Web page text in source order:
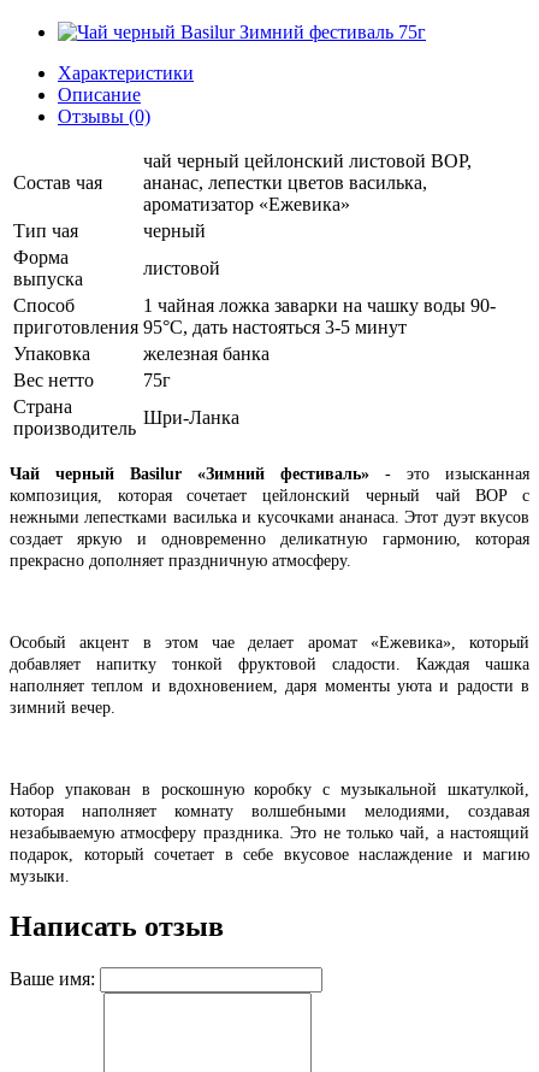
Характеристики
Описание
Отзывы (0)
Состав чая
чай черный цейлонский листовой ВOP,
ананас, лепестки цветов василька,
ароматизатор «Ежевика»
Тип чая
черный
Форма
выпуска
листовой
Способ
приготовления
1 чайная ложка заварки на чашку воды 90-
95°C, дать настояться 3-5 минут
Упаковка
железная банка
Вес нетто
75г
Страна
производитель
Шри-Ланка
Чай черный Basilur «Зимний фестиваль» - это изысканная
композиция, которая сочетает цейлонский черный чай BOP с
нежными лепестками василька и кусочками ананаса. Этот дуэт вкусов
создает яркую и одновременно деликатную гармонию, которая
прекрасно дополняет праздничную атмосферу.
Особый акцент в этом чае делает аромат «Ежевика», который
добавляет напитку тонкой фруктовой сладости. Каждая чашка
наполняет теплом и вдохновением, даря моменты уюта и радости в
зимний вечер.
Набор упакован в роскошную коробку с музыкальной шкатулкой,
которая наполняет комнату волшебными мелодиями, создавая
незабываемую атмосферу праздника. Это не только чай, а настоящий
подарок, который сочетает в себе вкусовое наслаждение и магию
музыки.
Написать отзыв
Ваше имя: